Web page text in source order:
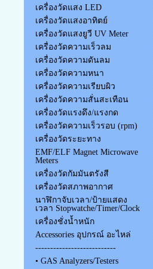
เครื่องวัดแสง LED
เครื่องวัดแสงอาทิตย์
เครื่องวัดแสงยูวี UV Meter
เครื่องวัดความเร็วลม
เครื่องวัดความดันลม
เครื่องวัดความหนา
เครื่องวัดความเรียบผิว
เครื่องวัดความสั่นสะเทือน
เครื่องวัดแรงดึง/แรงกด
เครื่องวัดความเร็วรอบ (rpm)
เครื่องวัดระยะทาง
EMF/ELF Magnet Microwave
Meters
เครื่องวัดกัมมันตรังสี
เครื่องวัดสภาพอากาศ
นาฬิกาจับเวลา/ป้ายแสดง
เวลา Stopwatche/Timer/Clock
เครื่องชั่งน้ำหนัก
Accessories อุปกรณ์ อะไหล่
---------------------------
• GAS Analyzers/Testers